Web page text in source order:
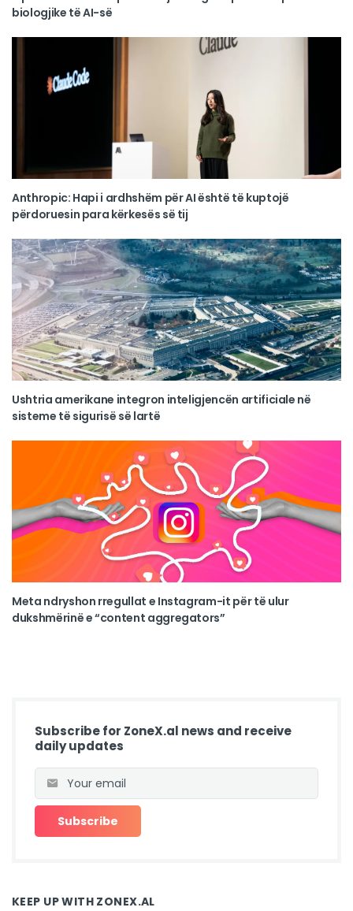
biologjike të AI-së
Anthropic: Hapi i ardhshëm për AI është të kuptojë
përdoruesin para kërkesës së tij
Ushtria amerikane integron inteligjencën artificiale në
sisteme të sigurisë së lartë
Meta ndryshon rregullat e Instagram-it për të ulur
dukshmërinë e “content aggregators”
Subscribe for ZoneX.al news and receive
daily updates
KEEP UP WITH ZONEX.AL